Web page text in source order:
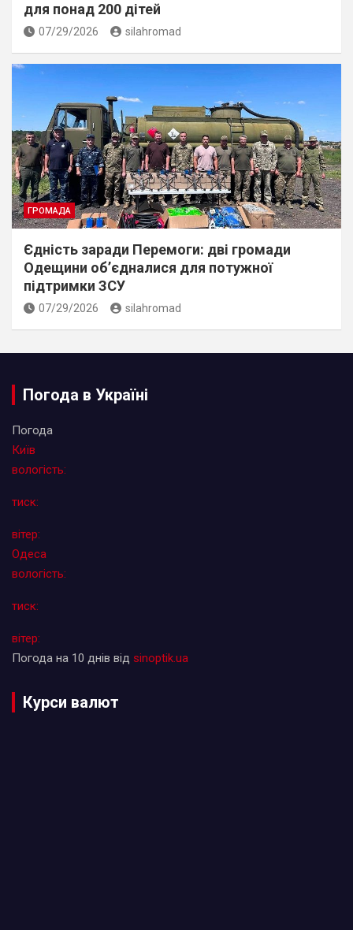
для понад 200 дітей
07/29/2026 silahromad
ГРОМАДА
Єдність заради Перемоги: дві громади
Одещини об’єдналися для потужної
підтримки ЗСУ
07/29/2026 silahromad
Погода в Україні
Погода
Київ
вологість:
тиск:
вітер:
Одеса
вологість:
тиск:
вітер:
Погода на 10 днів від sinoptik.ua
Курси валют